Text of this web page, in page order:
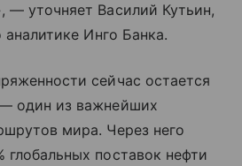
— уточняет Василий Кутьин,
Инго Банка.
сейчас остается
один из важнейших
мира. Через него
глобальных поставок нефти